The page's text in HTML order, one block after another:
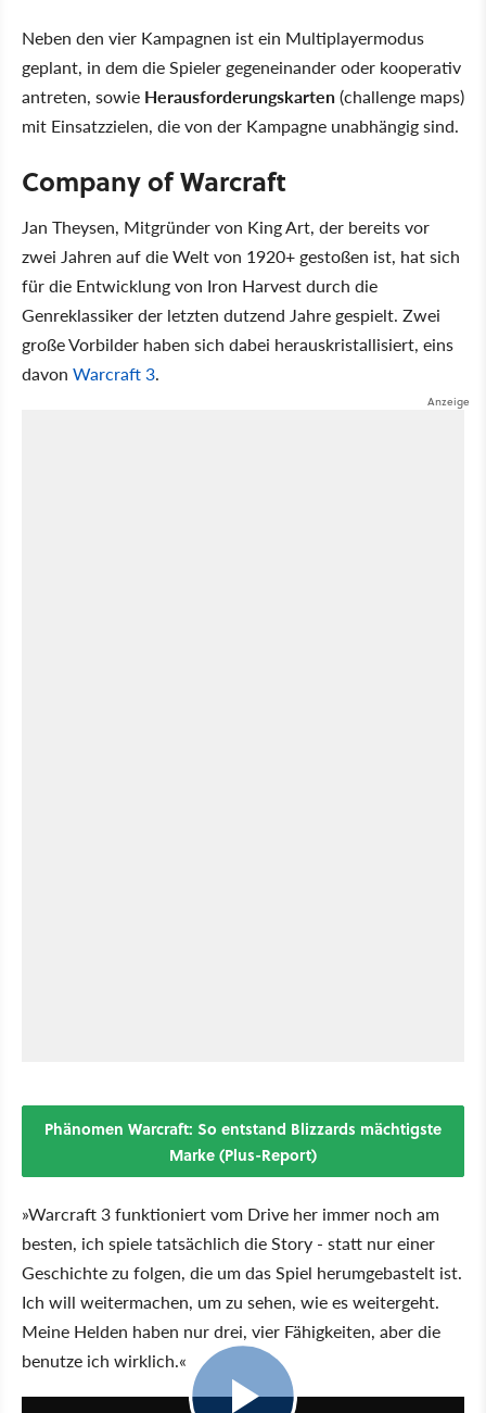
Neben den vier Kampagnen ist ein Multiplayermodus
geplant, in dem die Spieler gegeneinander oder kooperativ
antreten, sowie Herausforderungskarten(challenge maps)
mit Einsatzzielen, die von der Kampagne unabhängig sind.
Company of Warcraft
Jan Theysen, Mitgründer von King Art, der bereits vor
zwei Jahren auf die Welt von 1920+ gestoßen ist, hat sich
für die Entwicklung von Iron Harvest durch die
Genreklassiker der letzten dutzend Jahre gespielt. Zwei
große Vorbilder haben sich dabei herauskristallisiert, eins
davon Warcraft 3.
Phänomen Warcraft: So entstand Blizzards mächtigste
Marke (Plus-Report)
»Warcraft 3 funktioniert vom Drive her immer noch am
besten, ich spiele tatsächlich die Story - statt nur einer
Geschichte zu folgen, die um das Spiel herumgebastelt ist.
Ich will weitermachen, um zu sehen, wie es weitergeht.
Meine Helden haben nur drei, vier Fähigkeiten, aber die
benutze ich wirklich.«